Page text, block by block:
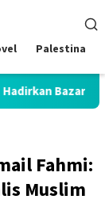
Palestina
hingga Kajian
Fahmi:
Muslim